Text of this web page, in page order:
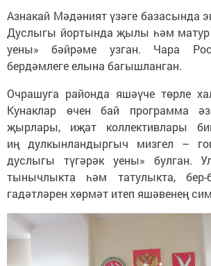
Азнакай Мәдәният үзәге базасында
Дуслыгы йортында җылы һәм матур
уены» бәйрәме узган. Чара
бердәмлеге елына багышланган.
Очрашуга районда яшәүче төрле
Кунаклар өчен бай программа
җырлары, иҗат коллективлары
иң дулкынландыргыч мизгел –
дуслыгы түгәрәк уены» булган.
тынычлыкта һәм татулыкта, бер-
гадәтләрен хөрмәт итеп яшәвенең